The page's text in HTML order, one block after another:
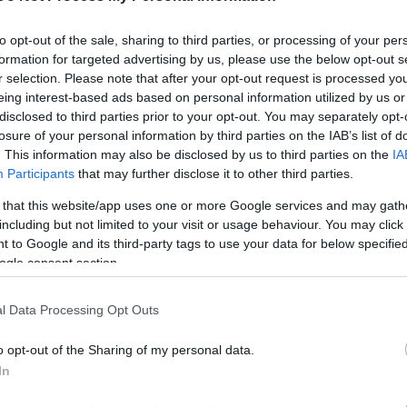
opt-out of the sale, sharing to third parties, or processing of your
for targeted advertising by us, please use the below opt-out
selection. Please note that after your opt-out request is processed
interest-based ads based on personal information utilized by us
to third parties prior to your opt-out. You may separately
of your personal information by third parties on the IAB’s list of
This information may also be disclosed by us to third parties on the
Participants that may further disclose it to other third parties.
that this website/app uses one or more Google services and may
but not limited to your visit or usage behaviour. You may
to Google and its third-party tags to use your data for below
consent section.
Data Processing Opt Outs
opt-out of the Sharing of my personal data.
bennünket.
döbbenet csak nem akar alábbhagyni. Mintha egy olyan
vörös és lila színek együttélését érzékelve: talán
fölszámolt ottani kínai piac kiárusításából állították elő.
szolgáltatja ezt a fílinget a sok, fodrosra faragott
a magasban rügyező som-motívumos óriáscsillárról.
Díszlet-jelmez:Szekeres Bernadett. Hogy egy
az sem őt, sem a rendezőt,Király Istvánt nem
lehet kiirtani még egy átlagos operett-előadásból
tahóság lordjaira kicserélni. Nem is sikerül. Mixiből és
az úri viselkedés manírjainak átvétele tenné lehetővé a
bizony egyáltalán nem érződik ezen a színpadon.
a helyzeteket, nincs egyetlen helyesen lebonyolított
nincs megtörni való szabály sem.
keresztanyát sikerült